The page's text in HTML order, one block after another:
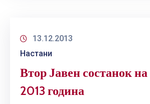
13.12.2013
Настани
Втор Јавен состанок
2013 година